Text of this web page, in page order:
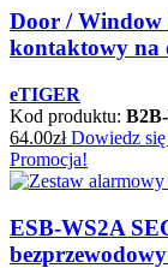
Door / Window
kontaktowy na
eTIGER
Kod produktu:
64.00zł Dowiedz
Promocja!
ESB-WS2A